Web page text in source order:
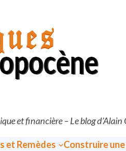
et financière – Le blog
et Remèdes Construire